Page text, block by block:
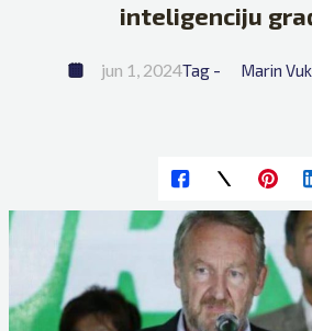
inteligenciju
jun 1, 2024Tag - Marin